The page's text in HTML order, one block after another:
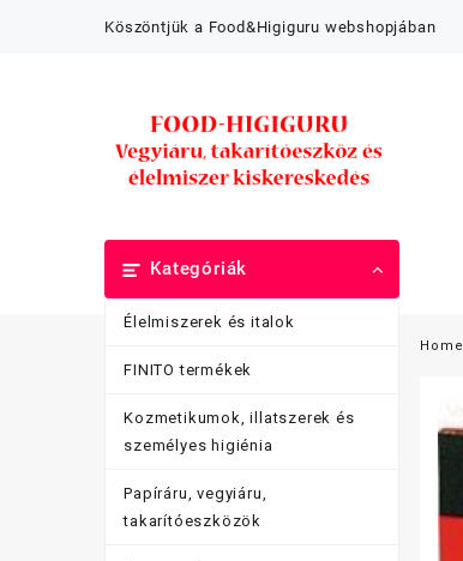
Köszöntjük a Food&Higiguru webshopjában
Kategóriák
Élelmiszerek és italok
FINITO termékek
Kozmetikumok, illatszerek és
személyes higiénia
Papíráru, vegyiáru,
takarítóeszközök
Home